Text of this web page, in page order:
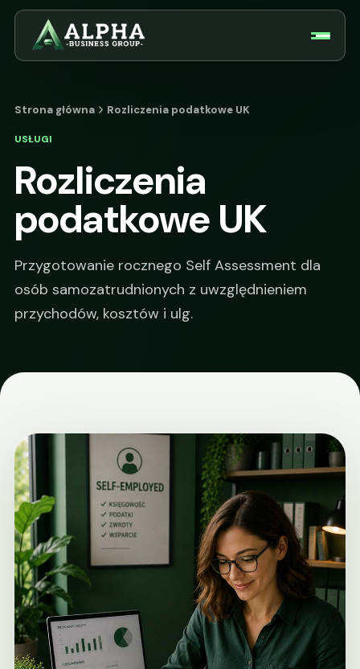
Strona główna Rozliczenia podatkowe UK
USŁUGI
Rozliczenia
podatkowe UK
Przygotowanie rocznego Self Assessment dla
osób samozatrudnionych z uwzględnieniem
przychodów, kosztów i ulg.